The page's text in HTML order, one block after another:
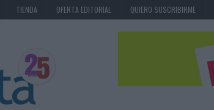
TIENDA OFERTA EDITORIAL QUIERO SUSCRIBIRME